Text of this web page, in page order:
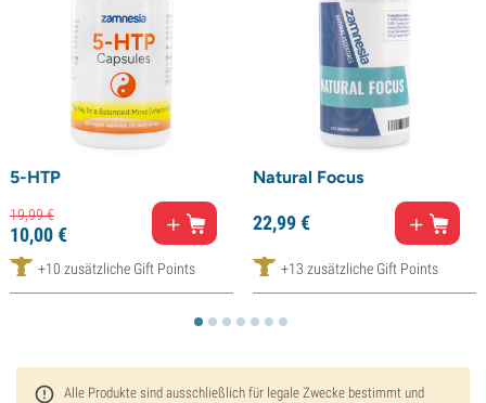
5-HTP
19,99€
10,00€
+10 zusätzliche Gift Points
Natural Focus
22,99€
+13 zusätzliche Gift Points
Alle Produkte sind ausschließlich für legale Zwecke bestimmt und